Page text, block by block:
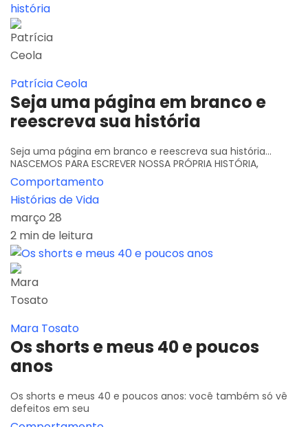
Patrícia Ceola
Seja uma página em branco e
reescreva sua história
Seja uma página em branco e reescreva sua história...
NASCEMOS PARA ESCREVER NOSSA PRÓPRIA HISTÓRIA,
Comportamento
Histórias de Vida
março 28
2 min de leitura
Mara Tosato
Os shorts e meus 40 e poucos
anos
Os shorts e meus 40 e poucos anos: você também só vê
defeitos em seu